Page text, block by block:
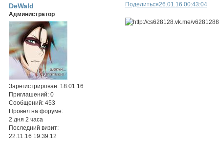
Поделиться26.01.16 00:43:04
DeWald
Администратор
Зарегистрирован: 18.01.16
Приглашений: 0
Сообщений: 453
Провел на форуме:
2 дня 2 часа
Последний визит:
22.11.16 19:39:12